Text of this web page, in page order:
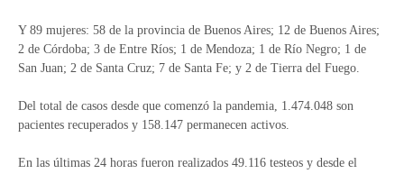
Y 89 mujeres: 58 de la provincia de Buenos Aires; 12 de Buenos Aires;
2 de Córdoba; 3 de Entre Ríos; 1 de Mendoza; 1 de Río Negro; 1 de
San Juan; 2 de Santa Cruz; 7 de Santa Fe; y 2 de Tierra del Fuego.
Del total de casos desde que comenzó la pandemia, 1.474.048 son
pacientes recuperados y 158.147 permanecen activos.
En las últimas 24 horas fueron realizados 49.116 testeos y desde el